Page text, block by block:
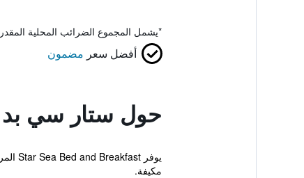
*يشمل المجموع الضرائب المحلية
أفضل سعر مضمون
حول ستار سي بد
مكيفة.